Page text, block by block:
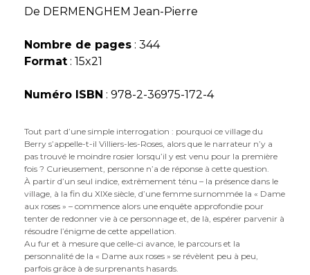
De DERMENGHEM Jean-Pierre
Nombre de pages : 344
Format : 15x21
Numéro ISBN : 978-2-36975-172-4
Tout part d’une simple interrogation : pourquoi ce village du
Berry s’appelle-t-il Villiers-les-Roses, alors que le narrateur n’y a
pas trouvé le moindre rosier lorsqu’il y est venu pour la première
fois ? Curieusement, personne n’a de réponse à cette question.
À partir d’un seul indice, extrêmement ténu – la présence dans le
village, à la fin du XIXe siècle, d’une femme surnommée la « Dame
aux roses » – commence alors une enquête approfondie pour
tenter de redonner vie à ce personnage et, de là, espérer parvenir à
résoudre l’énigme de cette appellation.
Au fur et à mesure que celle-ci avance, le parcours et la
personnalité de la « Dame aux roses » se révèlent peu à peu,
parfois grâce à de surprenants hasards.